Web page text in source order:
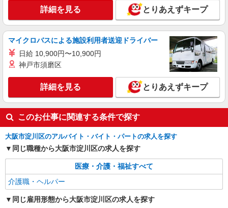
通費全支給(ガソリン代含む)＞
大阪市淀川区
キープ 詳細を見る
派遣社員
株式会社kotrio /●OS-H1-2103410
神崎川駅＊高級シニアマンションでのサポート
職員＊.・：゜
時給1550円〜2187円 ＜日払い有/週払い有/交
通費全支給(ガソリン代含む)＞
大阪市淀川区
キープ 詳細を見る
派遣社員
株式会社kotrio /●OS-H1-2013598
西中島南方駅★グループホームで夜勤専従★日
詳細を見る とりあえずキープ
マイクロバスによる施設利用者送迎ドライバー
日給 10,900円〜10,900円
神戸市須磨区
詳細を見る とりあえずキープ
このお仕事に関連する条件で探す
大阪市淀川区のアルバイト・バイト・パートの求人を探す
同じ職種から大阪市淀川区の求人を探す
医療・介護・福祉すべて
介護職・ヘルパー
同じ雇用形態から大阪市淀川区の求人を探す